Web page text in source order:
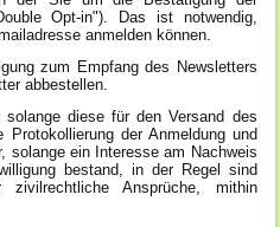
Opt-in"). Das ist notwendig,
anmelden können.
zum Empfang des Newsletters
abbestellen.
diese für den Versand des
Protokollierung der Anmeldung und
solange ein Interesse am Nachweis
bestand, in der Regel sind
Ansprüche, mithin